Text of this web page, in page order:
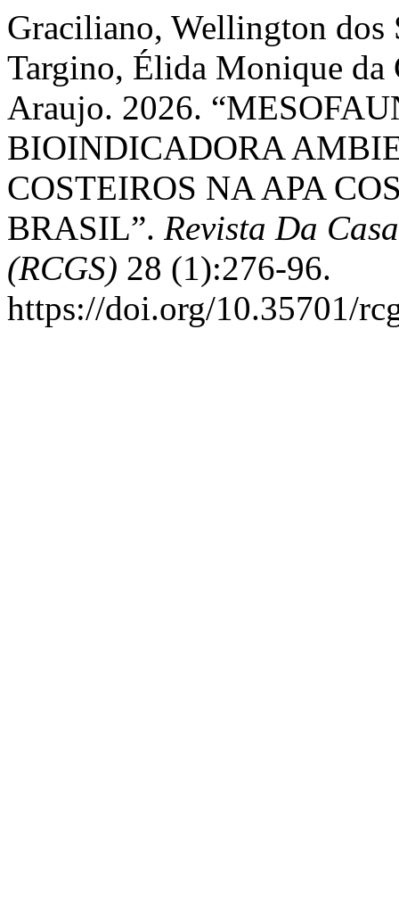
Graciliano, Wellington dos
Targino, Élida Monique da
Araujo. 2026.
BIOINDICADORA
COSTEIROS NA APA
BRASIL”. Revista Da
(RCGS) 28 (1):276-96.
https://doi.org/10.35701/